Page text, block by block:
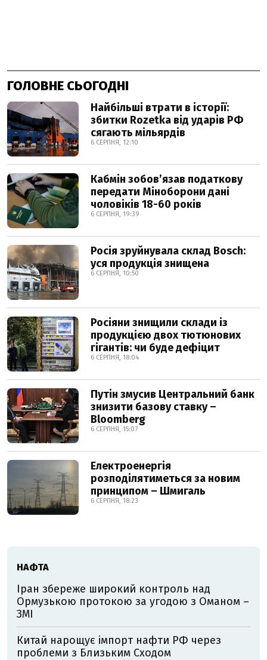
ГОЛОВНЕ СЬОГОДНІ
Найбільші втрати в історії:
збитки Rozetka від ударів РФ
сягають мільярдів
6 СЕРПНЯ, 12:10
Кабмін зобовʼязав податкову
передати Міноборони дані
чоловіків 18-60 років
6 СЕРПНЯ, 19:39
Росія зруйнувала склад Bosch:
уся продукція знищена
6 СЕРПНЯ, 10:50
Росіяни знищили склади із
продукцією двох тютюнових
гігантів: чи буде дефіцит
6 СЕРПНЯ, 18:04
Путін змусив Центральний банк
знизити базову ставку –
Bloomberg
6 СЕРПНЯ, 15:07
Електроенергія
розподілятиметься за новим
принципом – Шмигаль
6 СЕРПНЯ, 18:23
НАФТА
Іран збереже широкий контроль над
Ормузькою протокою за угодою з Оманом –
ЗМІ
Китай нарощує імпорт нафти РФ через
проблеми з Близьким Сходом